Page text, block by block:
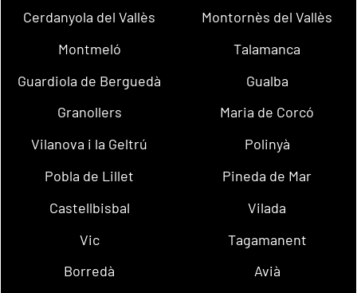
Cerdanyola del Vallès
Montornès del Vallès
Montmeló
Talamanca
Guardiola de Berguedà
Gualba
Granollers
Maria de Corcó
Vilanova i la Geltrú
Polinyà
Pobla de Lillet
Pineda de Mar
Castellbisbal
Vilada
Vic
Tagamanent
Borredà
Avià